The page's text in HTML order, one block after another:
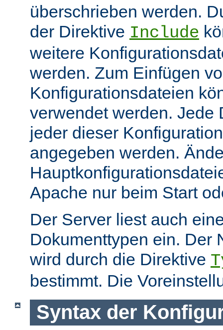
überschrieben werden.
der Direktive Include
weitere
werden. Zum Einfügen
Konfigurationsdateien
verwendet werden. Jede
jeder dieser
angegeben werden.
Apache nur beim Start
Der Server liest auch
Dokumenttypen ein. Der
wird durch die Direktive
bestimmt. Die
Syntax der